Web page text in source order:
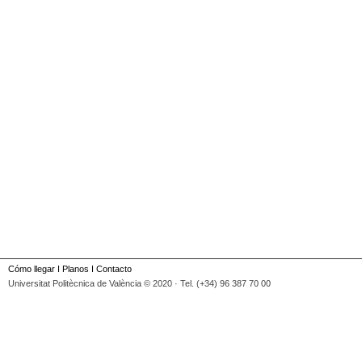
Cómo llegar I Planos I Contacto
Universitat Politècnica de València © 2020 · Tel. (+34) 96 387 70 00